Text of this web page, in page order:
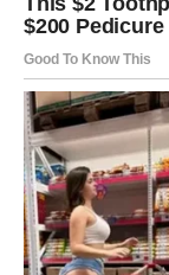
dok ne dobijete
Zamotajte zdjelu i
udvostruči
debljine i
Na svaki okrugli
primjer kečap,
Pažljivo
rubove vilicom